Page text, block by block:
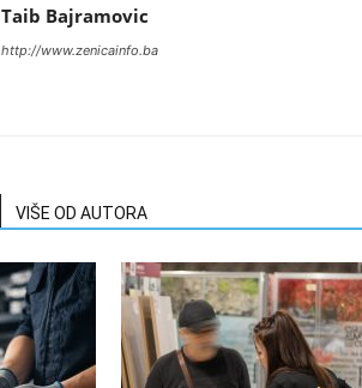
Taib Bajramovic
http://www.zenicainfo.ba
VIŠE OD AUTORA